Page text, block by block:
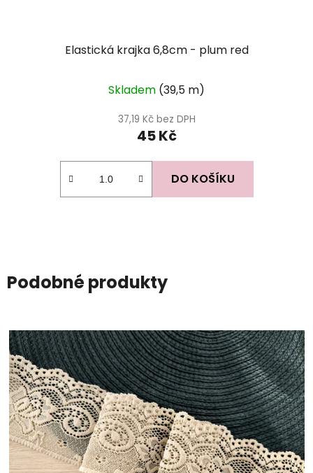
Elastická krajka 6,8cm - plum red
Skladem (39,5 m)
37,19 Kč bez DPH
45 Kč
DO KOŠÍKU
Podobné produkty